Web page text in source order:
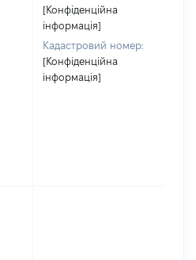
[Конфіденційна
інформація]
Кадастровий номер:
[Конфіденційна
інформація]